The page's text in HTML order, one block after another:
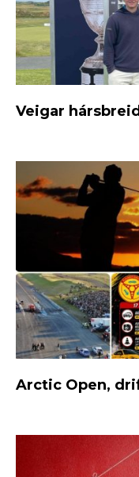
Veigar
Arctic Open,